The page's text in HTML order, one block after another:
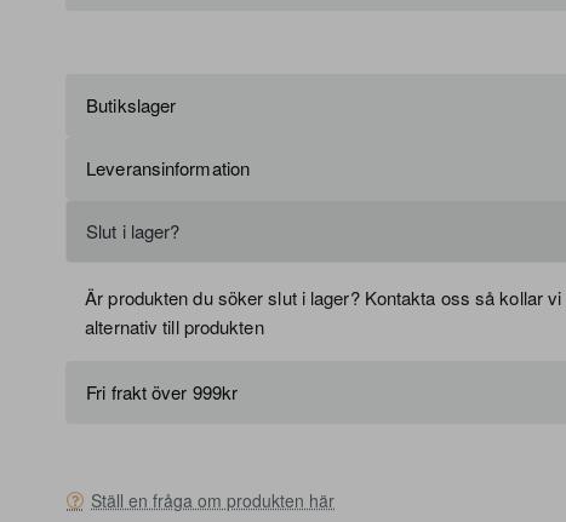
Butikslager
Leveransinformation
Slut i lager?
Är produkten du söker slut i lager? Kontakta oss så kollar
alternativ till produkten
Fri frakt över 999kr
Ställ en fråga om produkten här